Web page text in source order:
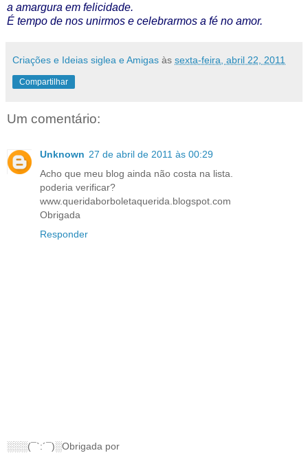
a amargura em felicidade.
É tempo de nos unirmos e celebrarmos a fé no amor.
Criações e Ideias siglea e Amigas às sexta-feira, abril 22, 2011
Compartilhar
Um comentário:
Unknown 27 de abril de 2011 às 00:29
Acho que meu blog ainda não costa na lista.
poderia verificar?
www.queridaborboletaquerida.blogspot.com
Obrigada
Responder
░░░(¯`:´¯)░Obrigada por